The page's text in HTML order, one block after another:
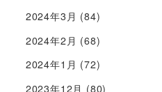
2024年3月 (84)
2024年2月 (68)
2024年1月 (72)
2023年12月 (80)